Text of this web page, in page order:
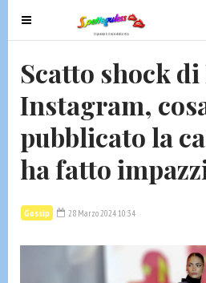
T
o
g
l
e
n
a
g
t
Scatto shock
Instagram,
pubblicato la
ha fatto
Gossip 28 Marzo 2024 10:34